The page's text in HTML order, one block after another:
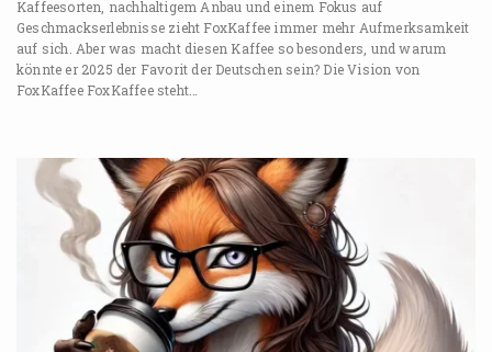
Kaffeesorten, nachhaltigem Anbau und einem Fokus auf
Geschmackserlebnisse zieht FoxKaffee immer mehr Aufmerksamkeit
auf sich. Aber was macht diesen Kaffee so besonders, und warum
könnte er 2025 der Favorit der Deutschen sein? Die Vision von
FoxKaffee FoxKaffee steht…